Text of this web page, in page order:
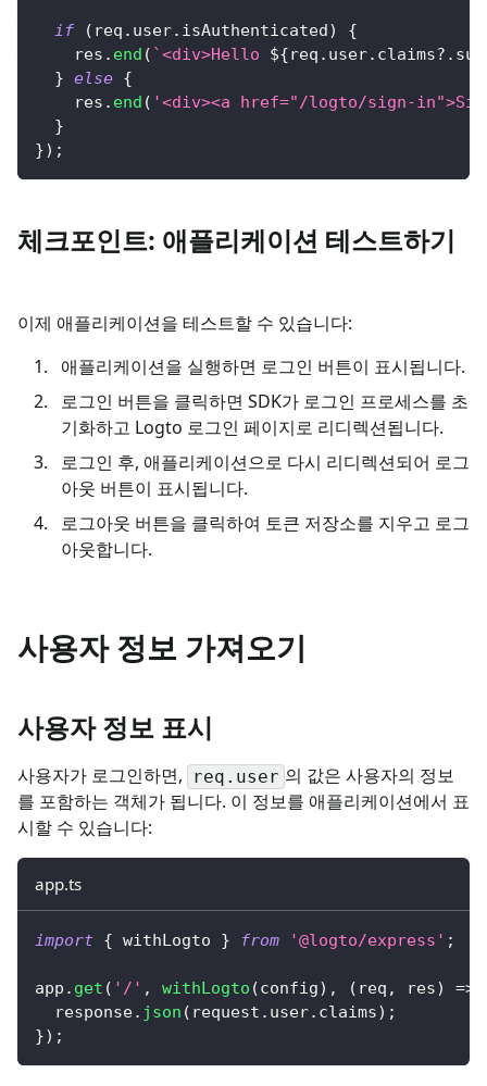
if ( req . user. isAuthenticated)
{
    res
. end ( `<div>Hello ${req . user. claims?. sub
} else {
    res
. end ( '<div><a href="/logto/sign-
}
}) ;
체크포인트: 애플리케이션 테스트하기
이제 애플리케이션을 테스트할 수 있습니다:
애플리케이션을 실행하면 로그인 버튼이 표시됩니다.
로그인 버튼을 클릭하면 SDK가 로그인 프로세스를 초
기화하고 Logto 로그인 페이지로 리디렉션됩니다.
로그인 후, 애플리케이션으로 다시 리디렉션되어 로그
아웃 버튼이 표시됩니다.
로그아웃 버튼을 클릭하여 토큰 저장소를 지우고 로그
아웃합니다.
사용자 정보 가져오기
사용자 정보 표시
사용자가 로그인하면, req.user 의 값은 사용자의 정보
를 포함하는 객체가 됩니다. 이 정보를 애플리케이션에서 표
시할 수 있습니다:
app.ts
import { withLogto } from '@logto/express' ;
app . get ( '/' , withLogto (config) , ( req , res) =>
  response
. json ( request . user. claims) ;
}) ;